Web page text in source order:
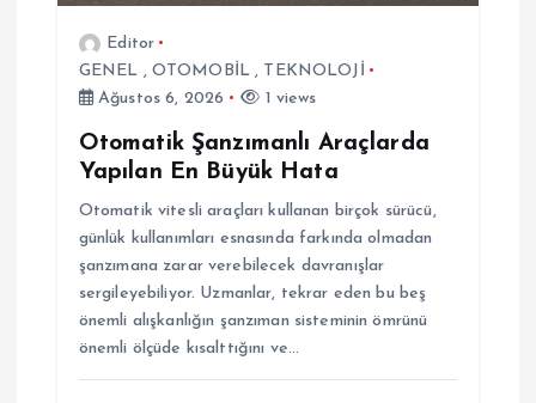
Editor
GENEL , OTOMOBİL , TEKNOLOJİ
Ağustos 6, 2026
1 views
Otomatik Şanzımanlı Araçlarda
Yapılan En Büyük Hata
Otomatik vitesli araçları kullanan birçok sürücü,
günlük kullanımları esnasında farkında olmadan
şanzımana zarar verebilecek davranışlar
sergileyebiliyor. Uzmanlar, tekrar eden bu beş
önemli alışkanlığın şanzıman sisteminin ömrünü
önemli ölçüde kısalttığını ve…